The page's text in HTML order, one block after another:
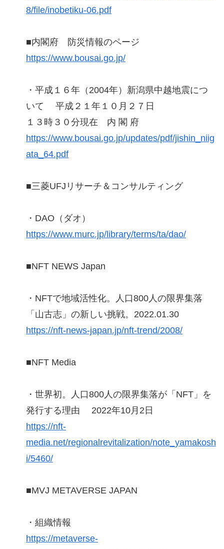
8/file/inobetiku-06.pdf
■内閣府 防災情報のページ
https://www.bousai.go.jp/
・平成１６年（2004年）新潟県中越地震につ
いて 平成２１年１０月２７日
１３時３０分現在 内 閣 府
https://www.bousai.go.jp/updates/pdf/jishin_niig
ata_64.pdf
■三菱UFJリサーチ＆コンサルティング
・DAO（ダオ）
https://www.murc.jp/library/terms/ta/dao/
■NFT NEWS Japan
・NFTで地域活性化。人口800人の限界集落
「山古志」の新しい挑戦。2022.01.30
https://nft-news-japan.jp/nft-trend/2008/
■NFT Media
・世界初。人口800人の限界集落が「NFT」を
発行する理由 2022年10月2日
https://nft-
media.net/regionalrevitalization/note_yamakosh
i/5460/
■MVJ METAVERSE JAPAN
・組織情報
https://metaverse-